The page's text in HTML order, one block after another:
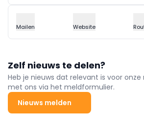
Mailen Website
Zelf nieuws te delen?
Heb je nieuws dat relevant is voor
met ons via het meldformulier.
Nieuws melden